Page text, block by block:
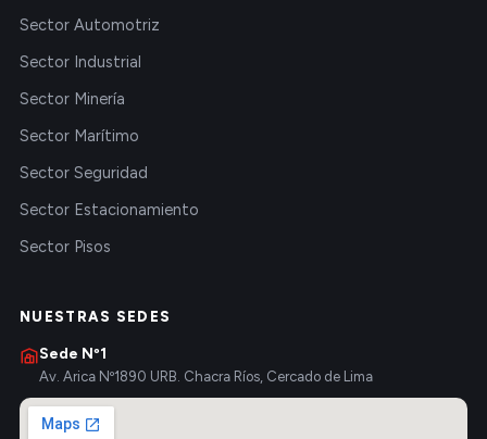
Sector Automotriz
Sector Industrial
Sector Minería
Sector Marítimo
Sector Seguridad
Sector Estacionamiento
Sector Pisos
NUESTRAS SEDES
Sede Nº1
Av. Arica Nº1890 URB. Chacra Ríos, Cercado de Lima